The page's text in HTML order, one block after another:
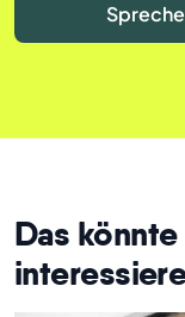
Das könnte